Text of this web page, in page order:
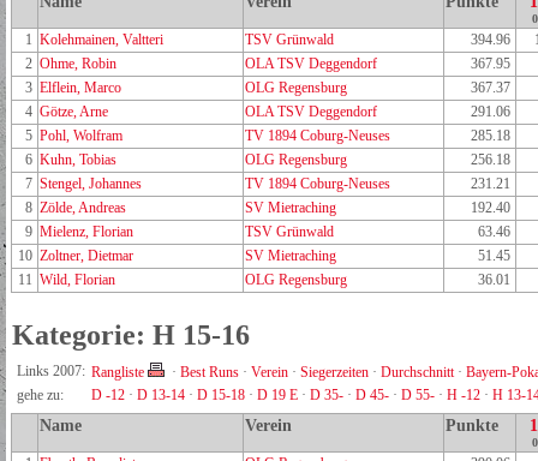
1 Kolehmainen, Valtteri TSV Grünwald 394.96
2 Ohme, Robin OLA TSV Deggendorf
367.95
3 Elflein, Marco OLG Regensburg
367.37
4 Götze, Arne OLA TSV Deggendorf
291.06
5 Pohl, Wolfram TV 1894 Coburg-Neuses
285.18
6 Kuhn, Tobias OLG Regensburg
256.18
7 Stengel, Johannes TV 1894 Coburg-Neuses
231.21
8 Zölde, Andreas SV Mietraching
192.40
9 Mielenz, Florian TSV Grünwald
63.46
10 Zoltner, Dietmar SV Mietraching
51.45
11 Wild, Florian OLG Regensburg 36.01
Kategorie: H 15-16
Links 2007: Rangliste · Best Runs · Verein · Siegerzeiten · Durchschnitt· Bayern-
gehe zu:
D -12 · D 13-14 · D 15-18 · D 19 E · D 35- · D 45- · D 55- · H -12 · H 13-
Name Verein Punkte